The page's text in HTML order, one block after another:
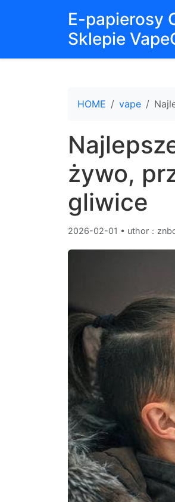
E-papierosy
Sklepie
HOME vape
żywo,
gliwice
2026-02-01 • uthor：